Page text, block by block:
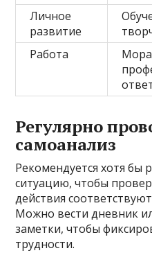
Личное
развитие
Работа
Регулярно
самоанализ
Рекомендуется хотя бы
ситуацию, чтобы
действия
Можно вести дневник
заметки, чтобы
трудности.